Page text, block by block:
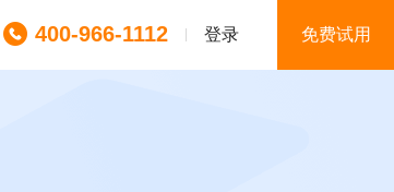
400-966-1112 登录 免费试用